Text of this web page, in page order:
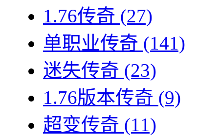
1.76传奇 (27)
单职业传奇 (141)
迷失传奇 (23)
1.76版本传奇 (9)
超变传奇 (11)